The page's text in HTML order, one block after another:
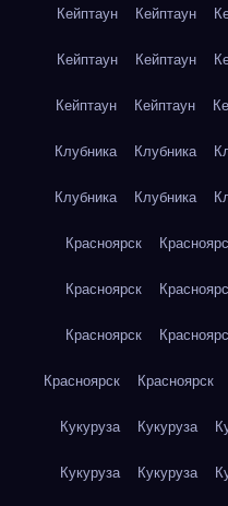
Кейптаун Кейптаун
Кейптаун Кейптаун
Кейптаун Кейптаун
Клубника Клубника
Клубника Клубника
Красноярск
Красноярск
Красноярск
Красноярск Красноярск
Кукуруза Кукуруза
Кукуруза Кукуруза